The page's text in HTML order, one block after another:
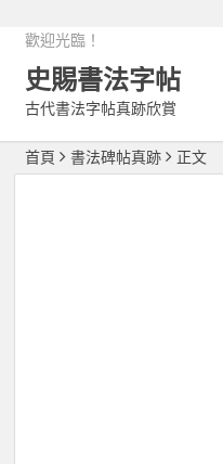
歡迎光臨！
史賜書法字帖
古代書法字帖真跡欣賞
首頁 書法碑帖真跡 正文